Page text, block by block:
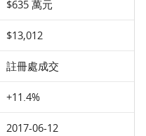
$635 萬元
$13,012
註冊處成交
+11.4%
2017-06-12